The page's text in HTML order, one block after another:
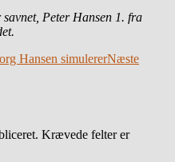
Peter Hansen 1. fra
Hansen simulererNæste
Krævede felter er